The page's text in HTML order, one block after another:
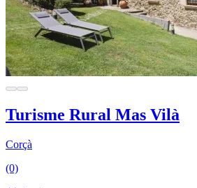
Turisme Rural Mas Vilà
Corçà
(0)